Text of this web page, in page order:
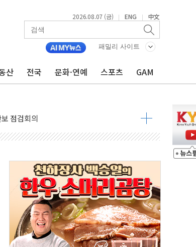
2026.08.07 (금) | ENG | 中文
패밀리 사이트
산 전국 문화·연예 스포츠 GAM
공격 검토… 거짓 깃발 작전"
데이터센터·모빌리티 구체화
자본시장법 개정 논의"
혼조세...웨스턴디지털·샌디스크↓
방 기대에 강세
...호실적 보고 기업 상승세 뚜렷
감에 홀로 상한가…마진 잔액은 사상 최고
위…숨은 차입이 더 큰 변수"
진압 중
中과 비교해야"
'의 대민 봉사
발사… 올해 10번째·42일 만 도발